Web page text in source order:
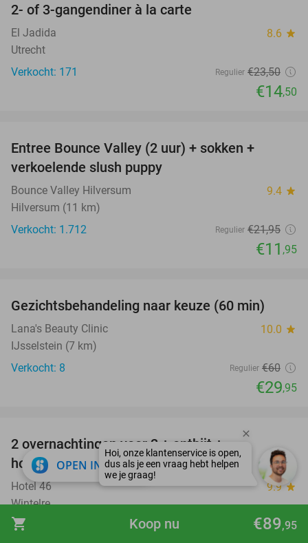
shopping_cart €89,95
Koop nu
2- of 3-gangendiner à la carte
El Jadida 8.6 star
Utrecht
Verkocht: 171
Regulier €23,50
€14,50
Entree Bounce Valley (2 uur) + sokken +
verkoelende slush puppy
Bounce Valley Hilversum 9.4 star
Hilversum (11 km)
Verkocht: 1.712
Regulier €21,95
€11 ,95
Gezichtsbehandeling naar keuze (60 min)
Lana's Beauty Clinic 10.0 star
IJsselstein (7 km)
Verkocht: 8
Regulier €60
€29,95
2 overnachtingen voor 2 + ontbijt +
hoofdgerecht in de Kempen
Hotel 46 9.9 star
Wintelre
Verkocht: 56
€272
OPEN IN APP close